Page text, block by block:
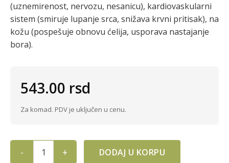
(uznemirenost, nervozu, nesanicu), kardiovaskularni
sistem (smiruje lupanje srca, snižava krvni pritisak), na
kožu (pospešuje obnovu ćelija, usporava nastajanje
bora).
543.00 rsd
Za komad. PDV je uključen u cenu.
ETARSKO ULJE POMORANDZE 10ml KIRKA quantity
DODAJ U KORPU